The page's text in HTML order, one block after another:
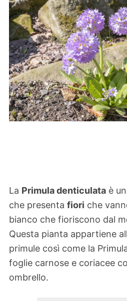
La Primula denticulata è
che presenta fiori che
bianco che fioriscono dal
Questa pianta appartiene
primule così come la
foglie carnose e coriacee
ombrello.